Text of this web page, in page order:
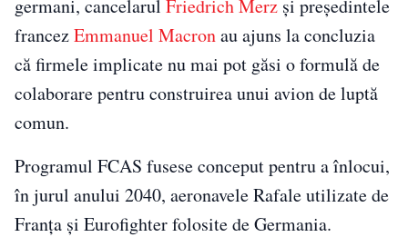
germani, cancelarul Friedrich Merz și președintele
francezEmmanuel Macronau ajuns la concluzia
că firmele implicate nu mai pot găsi o formulă de
colaborare pentru construirea unui avion de luptă
comun.
Programul FCAS fusese conceput pentru a înlocui,
în jurul anului 2040, aeronavele Rafale utilizate de
Franța și Eurofighter folosite de Germania.